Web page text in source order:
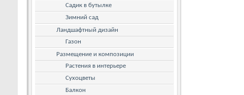
Садик в бутылке
Зимний сад
Ландшафтный дизайн
Газон
Размещение и композиции
Растения в интерьере
Сухоцветы
Балкон